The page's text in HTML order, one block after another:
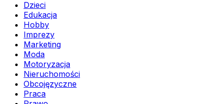
Dzieci
Edukacja
Hobby
Imprezy
Marketing
Moda
Motoryzacja
Nieruchomości
Obcojęzyczne
Praca